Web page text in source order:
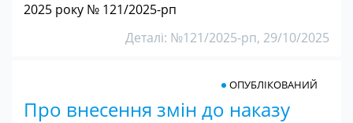
2025 року № 121/2025-рп
Деталі: №121/2025-рп, 29/10/2025
Про внесення змін до наказу
ОПУБЛІКОВАНИЙ